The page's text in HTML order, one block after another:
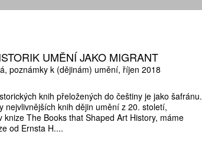
UMĚNÍ JAKO MIGRANT
poznámky k (dějinám) umění říjen 2018
knih přeložených do češtiny je jako šafránu.
nejvlivnějších knih dějin umění z 20. století,
knize The Books that Shaped Art History, máme
od Ernsta H....